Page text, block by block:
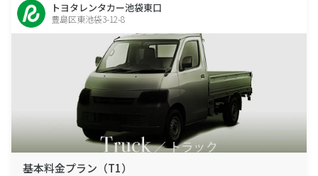
トヨタレンタカー池袋東口
豊島区東池袋3-12-8
基本料金プラン（T1）